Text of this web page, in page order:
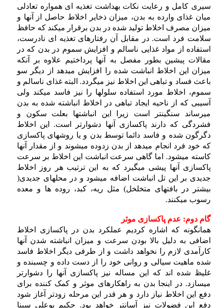
سیری کامل و رعایت نکات بهداشت تغذیه ای همواره تعادلی
میان غذای وارده به بدن، میزان ذخایر اخلاط حاصل از آنها و
میزان مصرف اخلاط تولید شده در بدن برقرار میکند که حافظ
سلامت فرد است. در مقابل آن رفتارهای تغذیه ای نادرست،
استفاده از مواد غذایی ناسالم و افزایش سموم در بدن که در
مقالات پیشین بطور مفصل به آنها پرداختیم علاوه بر آنکه
میزان این اخلاط انباشت شده را افزایش میدهد از دیگر سو
باعث فساد و تباهی این اخلاط نیز میگردد. البته غذای ناسالم و
سموم، اخلاط مورد استفاده سلولها را نیز فاسد میکند ولی
آسیبی که از ناحیه ایجاد تباهی در اخلاط انباشته شده به بدن
میرساند سنگینتر است زیرا این انباشتها بعلت سکون و
فشردگی که دارند پاکسازی آنها دشوارتر است. این اخلاط
دگرگون شده و فاسد دائما توسط بدن و یا روشهای پاکسازی
که خود فرد انجام میدهد از بدن زدوده میشوند و از مقدار آنها
کاسته میشود. اما گاهی سرعت انباشت این اخلاط بر سرعت
پاکسازی آنها پیشی میگیرد که به این ترتیب هر روز اخلاط
جدیدی بر این تل انباشت اضافه میشود و در محلهای جدیدی(
بیشتر در بافتهای متخلخل) مثل ریه، کبد، روده ها و معده
رسوب میکنند.
گام دوم: عدم پاکسازی موثر
همانگونه که اشاره کردیم عملکرد بدن در پاکسازی اخلاط
اضافی به دلیل بالا بودن سرعت و میزان انباشته شدن آنها
کارآمدی لازم را نخواهد داشت و از طرفی دیگر اخلاط فاسد
شده ماهیت سیالی و روانی خود را از دست داده و چسبنده و
غلیظ شده اند که این مساله نیز پاکسازی آنها را دشوارتر
میسازد. در اینجا بدن به راهکارهای موثر و کمک کننده برای
دفع این اخلاط نیاز دارد و هر قدر این مرحله زودتر آغاز شود
دفع این فضولات نیز آسانتر خواهد بود. حکیم بوعلی سینا